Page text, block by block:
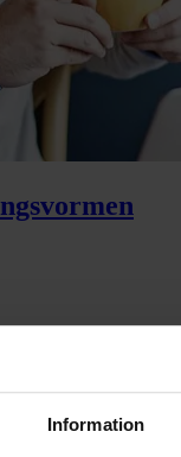
Information